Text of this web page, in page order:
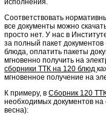
Соответствовать
все документы можно
просто нет. У нас в
за полный пакет
блюда, оплатить пакеты
мгновенно получить на
сборники ТТК на 120 блюд
мгновенное получение на
К примеру, в Сборник 120
необходимых документов
весна):